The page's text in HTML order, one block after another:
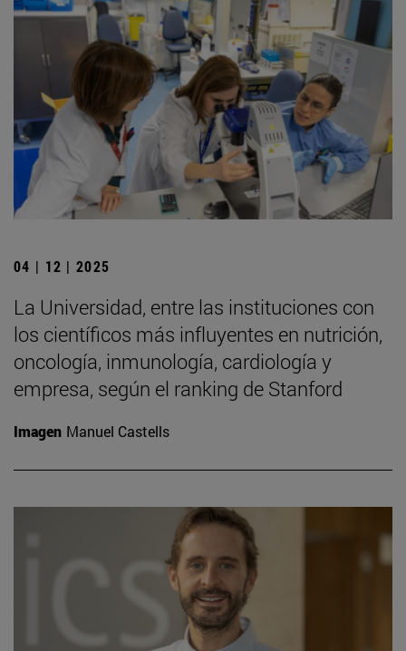
04 | 12 | 2025
La Universidad, entre las instituciones con
los científicos más influyentes en nutrición,
oncología, inmunología, cardiología y
empresa, según el ranking de Stanford
Imagen Manuel Castells